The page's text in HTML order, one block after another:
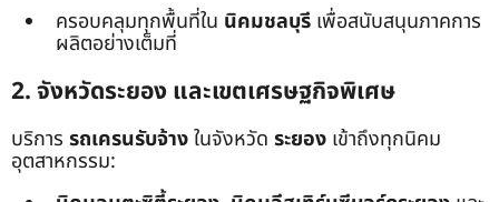
ครอบคลุมทุกพื้นที่ใน นิคมชลบุรี เพื่อสนับสนุนภาคการ
ผลิตอย่างเต็มที่
2. จังหวัดระยอง และเขตเศรษฐกิจพิเศษ
บริการ รถเครนรับจ้างในจังหวัด ระยอง เข้าถึงทุกนิคม
อุตสาหกรรม: